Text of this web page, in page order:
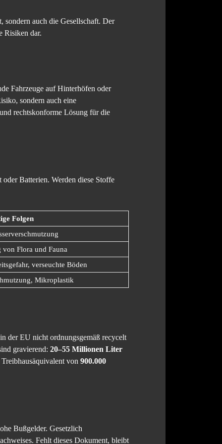
auch die Gesellschaft. Der
Risiken dar.
Fahrzeuge auf Hinterhöfen oder
sondern auch eine
rechtskonforme Lösung für die
Batterien. Werden diese Stoffe
Folgen
von Flora und Fauna
verseuchte Böden
Mikroplastik
in der EU nicht ordnungsgemäß recycelt
gravierend: 20–55 Millionen Liter
von 900.000
Bußgelder. Gesetzlich
Fehlt dieses Dokument, bleibt